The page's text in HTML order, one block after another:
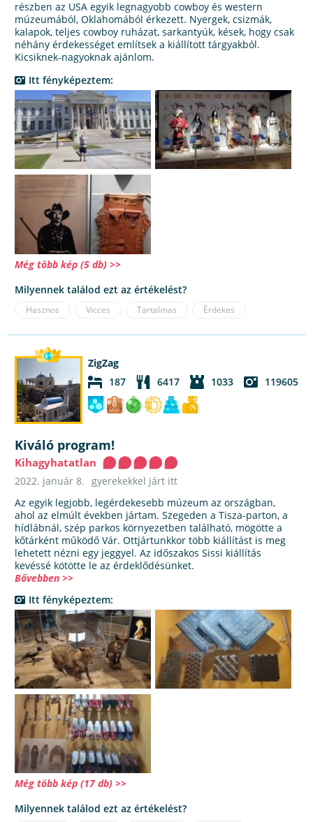
részben az USA egyik legnagyobb cowboy és western
múzeumából, Oklahomából érkezett. Nyergek, csizmák,
kalapok, teljes cowboy ruházat, sarkantyúk, kések, hogy csak
néhány érdekességet említsek a kiállított tárgyakból.
Kicsiknek-nagyoknak ajánlom.
Itt fényképeztem:
Még több kép (5 db) >>
Milyennek találod ezt az értékelést?
Hasznos Vicces Tartalmas Érdekes
ZigZag
187
6417 1033 119605
Kiváló program!
Kihagyhatatlan
2022. január 8.
gyerekekkel járt itt
Az egyik legjobb, legérdekesebb múzeum az országban,
ahol az elmúlt években jártam. Szegeden a Tisza-parton, a
hídlábnál, szép parkos környezetben található, mögötte a
kőtárként működő Vár. Ottjártunkkor több kiállítást is meg
lehetett nézni egy jeggyel. Az időszakos Sissi kiállítás
kevéssé kötötte le az érdeklődésünket.
Bővebben >>
Itt fényképeztem:
Még több kép (17 db) >>
Milyennek találod ezt az értékelést?